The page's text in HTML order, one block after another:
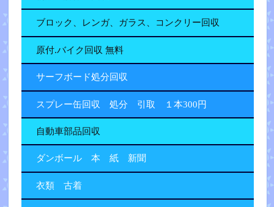
ブロック、レンガ、ガラス、コンクリー回収
原付.バイク回収 無料
サーフボード処分回収
スプレー缶回収 処分 引取 １本300円
自動車部品回収
ダンボール 本 紙 新聞
衣類 古着